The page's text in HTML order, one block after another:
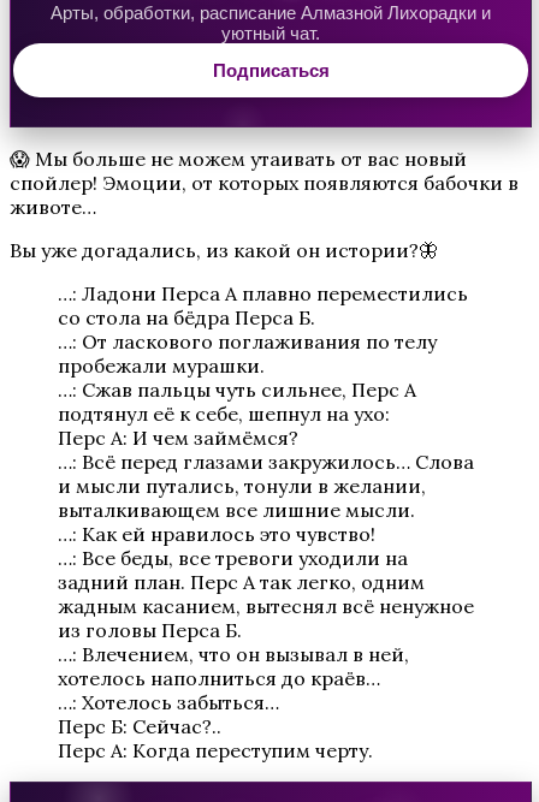
Аверрис: Дитя Разлома
Бюро Параллельных Миров. Том 2
Te Amo. Том 2
Арты, обработки, расписание Алмазной Лихорадки и
уютный чат.
Подписаться
😱 Мы больше не можем утаивать от вас новый
спойлер! Эмоции, от которых появляются бабочки в
животе…
Вы уже догадались, из какой он истории?🦋
…: Ладони Перса А плавно переместились
со стола на бёдра Перса Б.
…: От ласкового поглаживания по телу
пробежали мурашки.
…: Сжав пальцы чуть сильнее, Перс А
подтянул её к себе, шепнул на ухо:
Перс А: И чем займёмся?
…: Всё перед глазами закружилось… Слова
и мысли путались, тонули в желании,
выталкивающем все лишние мысли.
…: Как ей нравилось это чувство!
…: Все беды, все тревоги уходили на
задний план. Перс А так легко, одним
жадным касанием, вытеснял всё ненужное
из головы Перса Б.
…: Влечением, что он вызывал в ней,
хотелось наполниться до краёв…
…: Хотелось забыться…
Перс Б: Сейчас?..
Перс А: Когда переступим черту.